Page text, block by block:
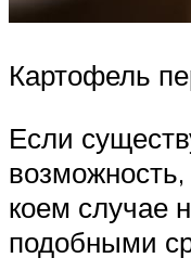
Картофель
Если
коем случае
подобными